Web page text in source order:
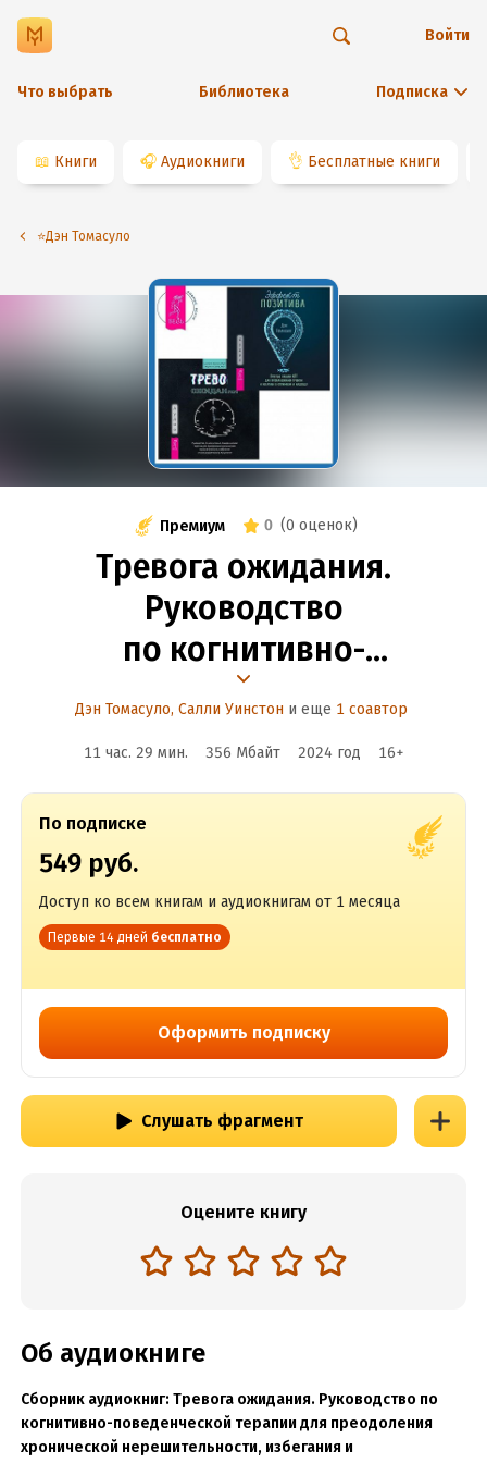
Что выбрать Библиотека Подписка
Войти
📖 Книги 🎧 Аудиокниги 👌 Бесплатные книги
⭐️Дэн Томасуло
Премиум 0 (0 оценок)
Тревога ожидания.
Руководство
по когнитивно-
поведенческой терапии для
и катастрофического
мышления + Эффект
позитива: простые навыки
КПТ для преобразования
тревоги и негатива
в оптимизм и надежду
Дэн Томасуло, Салли Уинстон и еще 1 соавтор
11 час. 29 мин. 356 Мбайт 2024 год 16+
По подписке
549 руб.
Доступ ко всем книгам и аудиокнигам от 1 месяца
Первые 14 дней бесплатно
Оформить подписку
Слушать фрагмент
Оцените книгу
Об аудиокниге
Сборник аудиокниг: Тревога ожидания. Руководство по
когнитивно-поведенческой терапии для преодоления
хронической нерешительности, избегания и